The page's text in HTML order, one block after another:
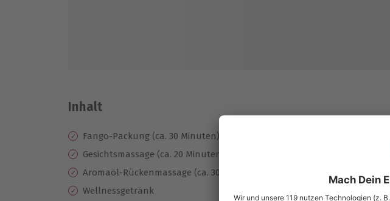
Inhalt
Fango-Packung (ca. 30 Minuten)
Gesichtsmassage (ca. 20 Minuten)
Aromaöl-Rückenmassage (ca. 30 Minuten)
Wellnessgetränk